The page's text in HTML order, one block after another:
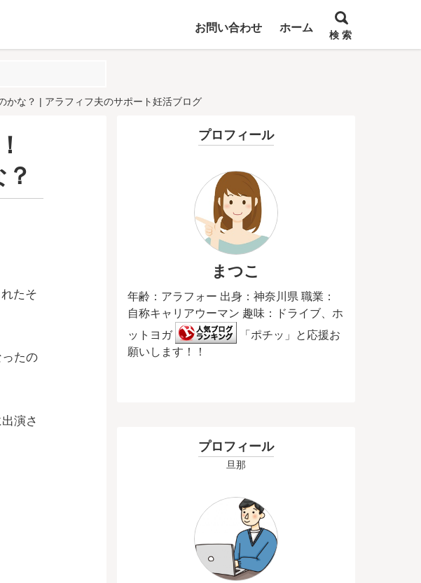
お問い合わせ ホーム
検 索
かな？ | アラフィフ夫のサポート妊活ブログ
たそ
たの
演さ
プロフィール
まつこ
年齢：アラフォー 出身：神奈川県 職業：
自称キャリアウーマン 趣味：ドライブ、ホ
ットヨガ
「ポチッ」と応援お
願いします！！
プロフィール
旦那